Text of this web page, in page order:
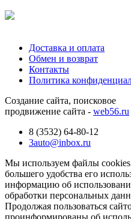
Доставка и оплата
Обмен и возврат
Контакты
Политика
Создание сайта, поисковое
продвижение сайта - web56.ru
8 (3532) 64-80-12
3auto@inbox.ru
Мы используем файлы
большего удобства его
информацию об
обработки персональных
Продолжая пользоваться
проинформированы об